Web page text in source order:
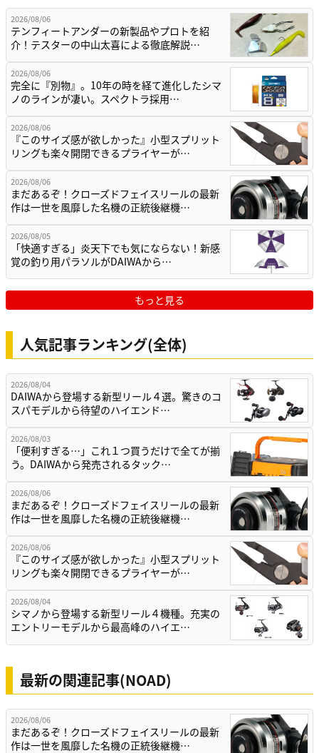
2026/08/06
テンフィートアンダーの新製品やプロトを紹
介！テスターの中山太喜による徹底解説…
2026/08/06
完全に『別物』。10年の時を経て進化したシマ
ノのラインが凄い。スペクトラ採用…
2026/08/06
『このサイズ感が欲しかった』小型スプリット
リングも楽々開閉できるプライヤーが…
2026/08/06
まだあるぞ！クローズドフェイスリールの最新
作は一世を風靡した名機の正統後継機…
2026/08/05
「快適すぎる」炎天下でも気にならない！新感
覚の釣り用パラソルがDAIWAから…
もっと見る
人気記事ランキング(全体)
2026/08/04
DAIWAから登場する新型リール４選。驚きのコ
スパモデルから待望のハイエンド…
2026/08/03
「便利すぎる…」これ１つ買うだけで全てが揃
う。DAIWAから発売されるタック…
2026/08/06
まだあるぞ！クローズドフェイスリールの最新
作は一世を風靡した名機の正統後継機…
2026/08/06
『このサイズ感が欲しかった』小型スプリット
リングも楽々開閉できるプライヤーが…
2026/08/04
シマノから登場する新型リール４機種。充実の
エントリーモデルから最高峰のハイエ…
最新の関連記事(NOAD)
2026/08/06
まだあるぞ！クローズドフェイスリールの最新
作は一世を風靡した名機の正統後継機…